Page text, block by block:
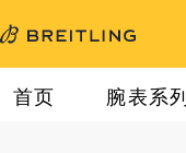
首页 腕表系列